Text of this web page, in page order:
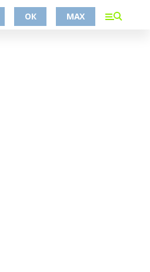
ОК MAX